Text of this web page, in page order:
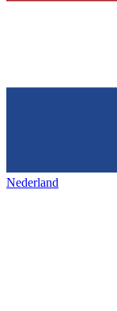
Nederland